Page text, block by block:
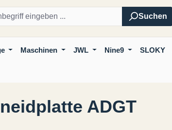
Suchen
Maschinen JWL Nine9 SLOKY
ADGT